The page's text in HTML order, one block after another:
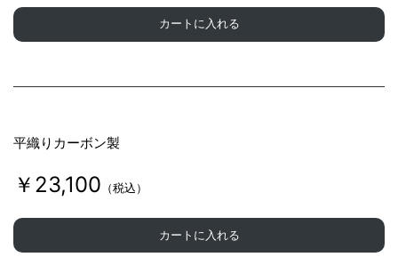
カートに入れる
平織りカーボン製
￥23,100 （税込）
カートに入れる